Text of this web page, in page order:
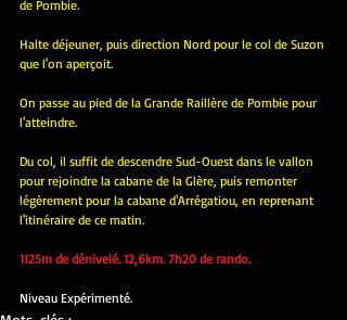
de Pombie.
Halte déjeuner, puis direction Nord pour le col de Suzon
que l'on aperçoit.
On passe au pied de la Grande Raillère de Pombie pour
l'atteindre.
Du col, il suffit de descendre Sud-Ouest dans le vallon
pour rejoindre la cabane de la Glère, puis remonter
légèrement pour la cabane d'Arrégatiou, en reprenant
l'itinéraire de ce matin.
1125m de dénivelé. 12,6km. 7h20 de rando.
Niveau Expérimenté.